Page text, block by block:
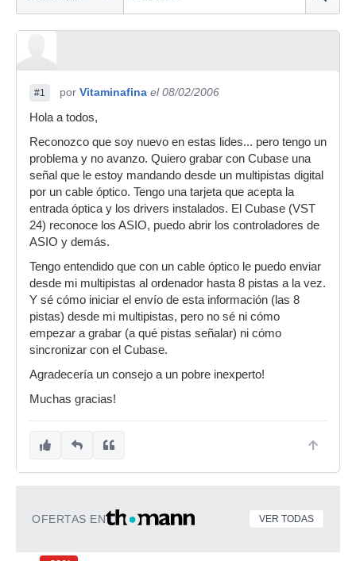
#1 por Vitaminafina el 08/02/2006
Hola a todos,
Reconozco que soy nuevo en estas lides... pero tengo un
problema y no avanzo. Quiero grabar con Cubase una
señal que le estoy mandando desde un multipistas digital
por un cable óptico. Tengo una tarjeta que acepta la
entrada óptica y los drivers instalados. El Cubase (VST
24) reconoce los ASIO, puedo abrir los controladores de
ASIO y demás.
Tengo entendido que con un cable óptico le puedo enviar
desde mi multipistas al ordenador hasta 8 pistas a la vez.
Y sé cómo iniciar el envío de esta información (las 8
pistas) desde mi multipistas, pero no sé ni cómo
empezar a grabar (a qué pistas señalar) ni cómo
sincronizar con el Cubase.
Agradecería un consejo a un pobre inexperto!
Muchas gracias!
OFERTAS EN VER TODAS